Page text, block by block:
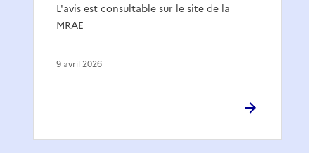
L'avis est consultable sur le site de la
MRAE
9 avril 2026